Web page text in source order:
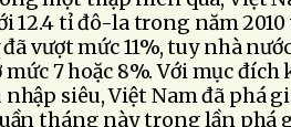
12.4 tỉ đô-la trong năm
vượt mức 11%, tuy nhà
7 hoặc 8%. Với mục đích
siêu, Việt Nam đã phá
tháng này trong lần phá